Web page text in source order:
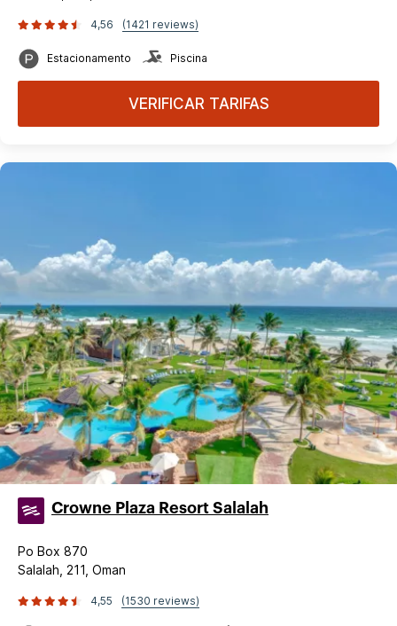
4,56 (1421 reviews)
Estacionamento Piscina
VERIFICAR TARIFAS
Crowne Plaza Resort Salalah
Po Box 870
Salalah, 211, Oman
4,55 (1530 reviews)